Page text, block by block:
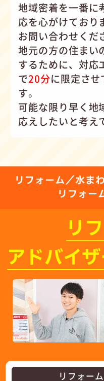
地域密着を一番に
応を心がけており
お問い合わせくだ
地元の方の住まい
するために、対応
で20分に限定さ
す。
可能な限り早く地
応えしたいと考え
リフォーム／水ま
リフォー
リ
アドバイ
リフォー